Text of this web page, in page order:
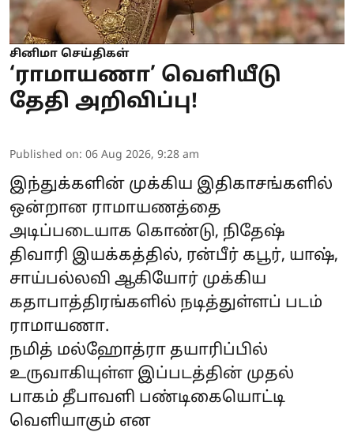
சினிமா செய்திகள்
‘ராமாயணா’ வெளியீடு
தேதி அறிவிப்பு!
Published on: 06 Aug 2026, 9:28 am
இந்துக்களின் முக்கிய இதிகாசங்களில்
ஒன்றான ராமாயணத்தை
அடிப்படையாக கொண்டு, நிதேஷ்
திவாரி இயக்கத்தில், ரன்பீர் கபூர், யாஷ்,
சாய்பல்லவி ஆகியோர் முக்கிய
கதாபாத்திரங்களில் நடித்துள்ளப் படம்
ராமாயணா.
நமித் மல்ஹோத்ரா தயாரிப்பில்
உருவாகியுள்ள இப்படத்தின் முதல்
பாகம் தீபாவளி பண்டிகையொட்டி
வெளியாகும் என